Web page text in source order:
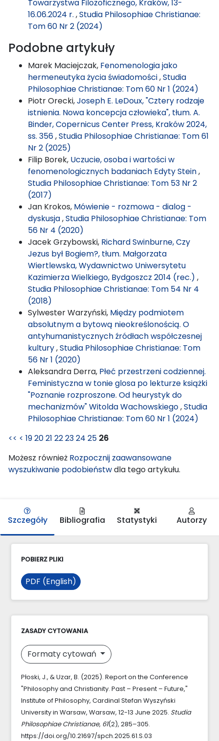
Towarzystwa Filozoficznego, Kraków, 13-
16.06.2024 r. ,Studia Philosophiae Christianae:
Tom 60 Nr 2 (2024)
Podobne artykuły
Marek Maciejczak, Fenomenologia jako
hermeneutyka życia świadomości,Studia
Philosophiae Christianae: Tom 60 Nr 1 (2024)
Piotr Orecki,Joseph E. LeDoux, "Cztery rodzaje
istnienia. Nowa koncepcja człowieka", tłum. A.
Binder, Copernicus Center Press, Kraków 2024,
ss. 356,Studia Philosophiae Christianae: Tom 61
Nr 2 (2025)
Filip Borek, Uczucie, osoba i wartości w
fenomenologicznych badaniach Edyty Stein,
Studia Philosophiae Christianae: Tom 53 Nr 2
(2017)
Jan Krokos, Mówienie - rozmowa - dialog -
dyskusja,Studia Philosophiae Christianae: Tom
56 Nr 4 (2020)
Jacek Grzybowski, Richard Swinburne, Czy
Jezus był Bogiem?, tłum. Małgorzata
Wiertlewska, Wydawnictwo Uniwersytetu
Kazimierza Wielkiego, Bydgoszcz 2014 (rec.) ,
Studia Philosophiae Christianae: Tom 54 Nr 4
(2018)
Sylwester Warzyński, Między podmiotem
absolutnym a bytową nieokreślonością. O
antyhumanistycznych źródłach współczesnej
kultury,Studia Philosophiae Christianae: Tom
56 Nr 1 (2020)
Aleksandra Derra, Płeć przestrzeni codziennej.
Feministyczna w tonie glosa po lekturze książki
"Poznanie rozproszone. Od heurystyk do
mechanizmów" Witolda Wachowskiego,Studia
Philosophiae Christianae: Tom 60 Nr 1 (2024)
<< < 192021 222324 25 26
Możesz również Rozpocznij zaawansowane
wyszukiwanie podobieństwdla tego artykułu.
Szczegóły Bibliografia Statystyki Autorzy
POBIERZ PLIKI
PDF (English)
ZASADY CYTOWANIA
Formaty cytowań
Płoski, J., & Uzar, B. (2025). Report on the Conference
"Philosophy and Christianity. Past – Present – Future,"
Institute of Philosophy, Cardinal Stefan Wyszyński
University in Warsaw, Warsaw, 12-13 June 2025. Studia
Philosophiae Christianae, 61(2), 285–305.
https://doi.org/10.21697/spch.2025.61.S.03